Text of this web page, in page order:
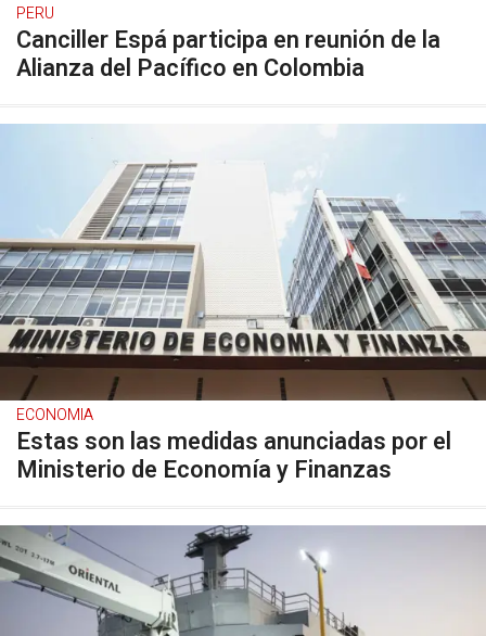
PERU
Canciller Espá participa en reunión de la
Alianza del Pacífico en Colombia
ECONOMIA
Estas son las medidas anunciadas por el
Ministerio de Economía y Finanzas